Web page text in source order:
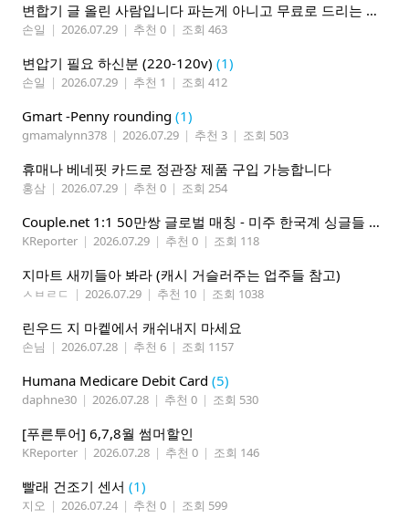
변합기 글 올린 사람입니다 파는게 아니고 무료로 드리는 겁니다 필요하신분 연락처 남겨주시면 됩니다
손일 | 2026.07.29 | 추천 0 | 조회 463
변압기 필요 하신분 (220-120v) (1)
손일 | 2026.07.29 | 추천 1 | 조회 412
Gmart -Penny rounding (1)
gmamalynn378 | 2026.07.29 | 추천 3 | 조회 503
휴매나 베네핏 카드로 정관장 제품 구입 가능합니다
홍삼 | 2026.07.29 | 추천 0 | 조회 254
Couple.net 1:1 50만쌍 글로벌 매칭 - 미주 한국계 싱글들 모이세요
KReporter | 2026.07.29 | 추천 0 | 조회 118
지마트 새끼들아 봐라 (캐시 거슬러주는 업주들 참고)
ㅅㅂㄹㄷ | 2026.07.29 | 추천 10 | 조회 1038
린우드 지 마켙에서 캐쉬내지 마세요
손님 | 2026.07.28 | 추천 6 | 조회 1157
Humana Medicare Debit Card (5)
daphne30 | 2026.07.28 | 추천 0 | 조회 530
[푸른투어] 6,7,8월 썸머할인
KReporter | 2026.07.28 | 추천 0 | 조회 146
빨래 건조기 센서 (1)
지오 | 2026.07.24 | 추천 0 | 조회 599